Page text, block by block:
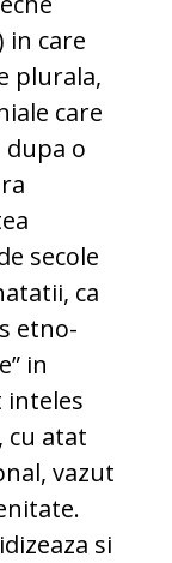
in care
plurala,
care
o
secole
ca
etno-
in
inteles
cu atat
vazut
si